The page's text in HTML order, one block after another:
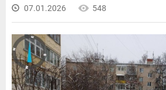
07.01.2026 548